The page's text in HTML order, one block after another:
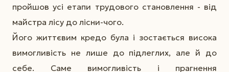
пройшов усі етапи трудового становлення - від
майстра лісу до лісни-чого.
Його життєвим кредо була і зостається висока
вимогливість не лише до підлеглих, але й до
себе. Саме вимогливість і прагнення